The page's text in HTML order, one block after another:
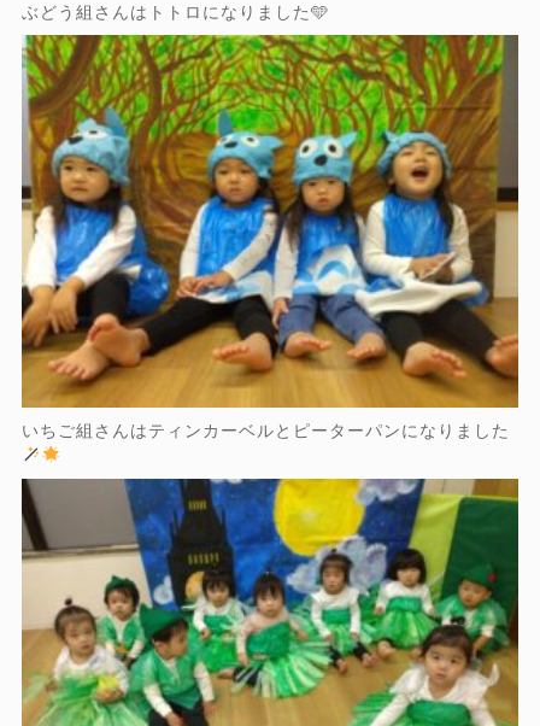
ぶどう組さんはトトロになりました🩵
いちご組さんはティンカーベルとピーターパンになりました